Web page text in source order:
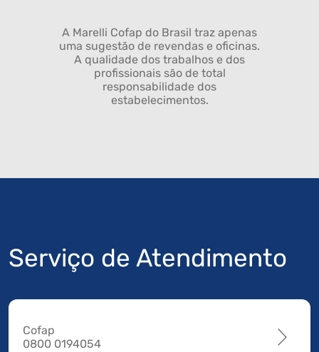
A Marelli Cofap do Brasil traz apenas
uma sugestão de revendas e oficinas.
A qualidade dos trabalhos e dos
profissionais são de total
responsabilidade dos
estabelecimentos.
Serviço de Atendimento
Cofap
0800 0194054